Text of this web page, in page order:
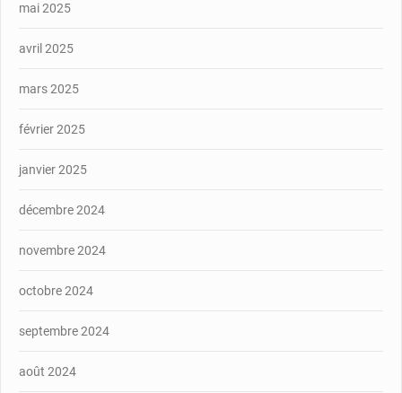
mai 2025
avril 2025
mars 2025
février 2025
janvier 2025
décembre 2024
novembre 2024
octobre 2024
septembre 2024
août 2024